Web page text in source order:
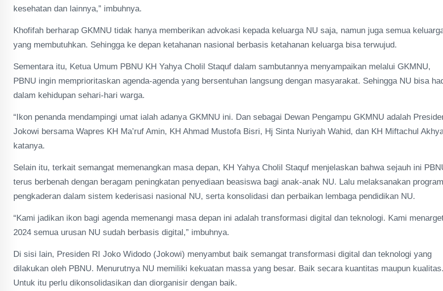
kesehatan dan lainnya,” imbuhnya.
Khofifah berharap GKMNU tidak hanya memberikan advokasi kepada keluarga NU saja, namun juga semua
yang membutuhkan. Sehingga ke depan ketahanan nasional berbasis ketahanan keluarga bisa terwujud.
Sementara itu, Ketua Umum PBNU KH Yahya Cholil Staquf dalam sambutannya menyampaikan melalui GKMNU,
PBNU ingin memprioritaskan agenda-agenda yang bersentuhan langsung dengan masyarakat. Sehingga NU bisa
dalam kehidupan sehari-hari warga.
“Ikon penanda mendampingi umat ialah adanya GKMNU ini. Dan sebagai Dewan Pengampu GKMNU adalah
Jokowi bersama Wapres KH Ma’ruf Amin, KH Ahmad Mustofa Bisri, Hj Sinta Nuriyah Wahid, dan KH Miftachul
katanya.
Selain itu, terkait semangat memenangkan masa depan, KH Yahya Cholil Staquf menjelaskan bahwa sejauh ini
terus berbenah dengan beragam peningkatan penyediaan beasiswa bagi anak-anak NU. Lalu melaksanakan program
pengkaderan dalam sistem kederisasi nasional NU, serta konsolidasi dan perbaikan lembaga pendidikan NU.
“Kami jadikan ikon bagi agenda memenangi masa depan ini adalah transformasi digital dan teknologi. Kami
2024 semua urusan NU sudah berbasis digital,” imbuhnya.
Di sisi lain, Presiden RI Joko Widodo (Jokowi) menyambut baik semangat transformasi digital dan teknologi yang
dilakukan oleh PBNU. Menurutnya NU memiliki kekuatan massa yang besar. Baik secara kuantitas maupun
Untuk itu perlu dikonsolidasikan dan diorganisir dengan baik.